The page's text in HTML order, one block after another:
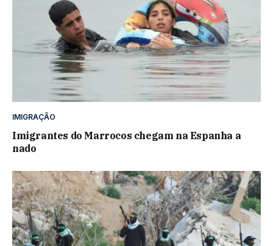
IMIGRAÇÃO
Imigrantes do Marrocos chegam na Espanha a
nado